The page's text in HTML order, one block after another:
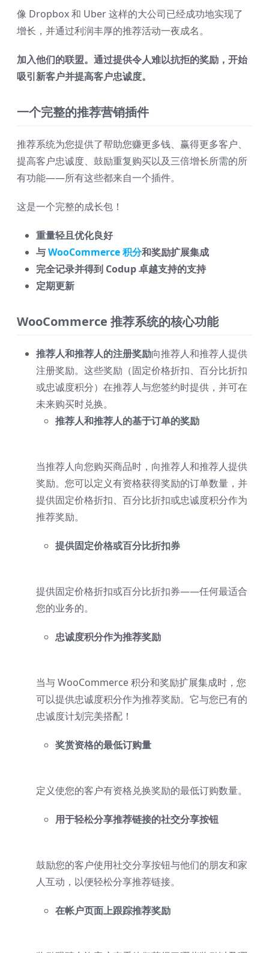
像 Dropbox 和 Uber 这样的大公司已经成功地实现了
增长，并通过利润丰厚的推荐活动一夜成名。
加入他们的联盟。通过提供令人难以抗拒的奖励，开始
吸引新客户并提高客户忠诚度。
一个完整的推荐营销插件
推荐系统为您提供了帮助您赚更多钱、赢得更多客户、
提高客户忠诚度、鼓励重复购买以及三倍增长所需的所
有功能——所有这些都来自一个插件。
这是一个完整的成长包！
重量轻且优化良好
与WooCommerce 积分和奖励扩展集成
完全记录并得到 Codup 卓越支持的支持
定期更新
WooCommerce 推荐系统的核心功能
推荐人和推荐人的注册奖励向推荐人和推荐人提供
注册奖励。这些奖励（固定价格折扣、百分比折扣
或忠诚度积分）在推荐人与您签约时提供，并可在
未来购买时兑换。
推荐人和推荐人的基于订单的奖励
当推荐人向您购买商品时，向推荐人和推荐人提供
奖励。您可以定义有资格获得奖励的订单数量，并
提供固定价格折扣、百分比折扣或忠诚度积分作为
推荐奖励。
提供固定价格或百分比折扣券
提供固定价格折扣或百分比折扣券——任何最适合
您的业务的。
忠诚度积分作为推荐奖励
当与 WooCommerce 积分和奖励扩展集成时，您
可以提供忠诚度积分作为推荐奖励。它与您已有的
忠诚度计划完美搭配！
奖赏资格的最低订购量
定义使您的客户有资格兑换奖励的最低订购数量。
用于轻松分享推荐链接的社交分享按钮
鼓励您的客户使用社交分享按钮与他们的朋友和家
人互动，以便轻松分享推荐链接。
在帐户页面上跟踪推荐奖励